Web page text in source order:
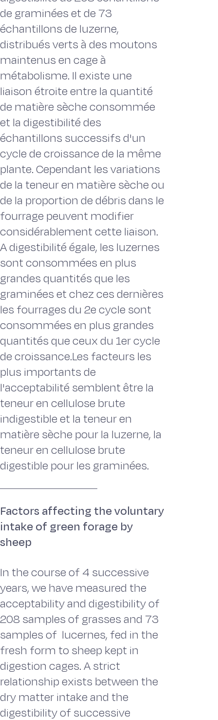
de graminées et de 73
échantillons de luzerne,
distribués verts à des moutons
maintenus en cage à
métabolisme. Il existe une
liaison étroite entre la quantité
de matière sèche consommée
et la digestibilité des
échantillons successifs d'un
cycle de croissance de la même
plante. Cependant les variations
de la teneur en matière sèche ou
de la proportion de débris dans le
fourrage peuvent modifier
considérablement cette liaison.
A digestibilité égale, les luzernes
sont consommées en plus
grandes quantités que les
graminées et chez ces dernières
les fourrages du 2e cycle sont
consommées en plus grandes
quantités que ceux du 1er cycle
de croissance.Les facteurs les
plus importants de
l'acceptabilité semblent être la
teneur en cellulose brute
indigestible et la teneur en
matière sèche pour la luzerne, la
teneur en cellulose brute
digestible pour les graminées.
Factors affecting the voluntary
intake of green forage by
sheep
In the course of 4 successive
years, we have measured the
acceptability and digestibility of
208 samples of grasses and 73
samples of lucernes, fed in the
fresh form to sheep kept in
digestion cages. A strict
relationship exists between the
dry matter intake and the
digestibility of successive